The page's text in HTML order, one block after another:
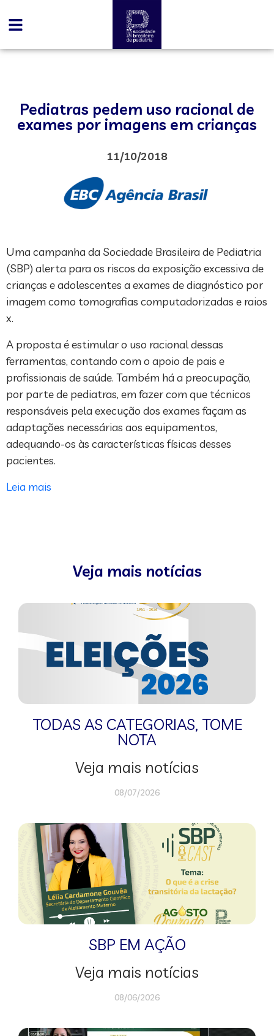
Pediatras pedem uso racional de
exames por imagens em crianças
11/10/2018
Uma campanha da Sociedade Brasileira de Pediatria
(SBP) alerta para os riscos da exposição excessiva de
crianças e adolescentes a exames de diagnóstico por
imagem como tomografias computadorizadas e raios
x.
A proposta é estimular o uso racional dessas
ferramentas, contando com o apoio de pais e
profissionais de saúde. Também há a preocupação,
por parte de pediatras, em fazer com que técnicos
responsáveis pela execução dos exames façam as
adaptações necessárias aos equipamentos,
adequando-os às características físicas desses
pacientes.
Leia mais
Veja mais notícias
TODAS AS CATEGORIAS, TOME
NOTA
Veja mais notícias
08/07/2026
SBP EM AÇÃO
Veja mais notícias
08/06/2026